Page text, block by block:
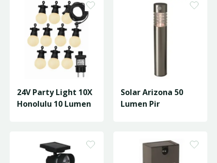
24V Party Light 10X
Honolulu 10 Lumen
Solar Arizona 50
Lumen Pir